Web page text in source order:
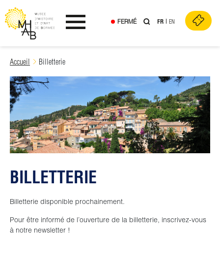
Skip
content
Ouvrir le menu
FERMÉ FR EN
Accueil Billetterie
BILLETTERIE
Billetterie disponible prochainement.
Pour être informé de l’ouverture de la billetterie, inscrivez-vous
à notre newsletter !